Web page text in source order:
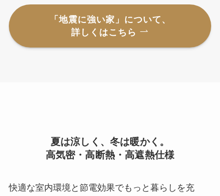
「地震に強い家」について、
詳しくはこちら
夏は涼しく、冬は暖かく。
高気密・高断熱・高遮熱仕様
快適な室内環境と節電効果でもっと暮らしを充